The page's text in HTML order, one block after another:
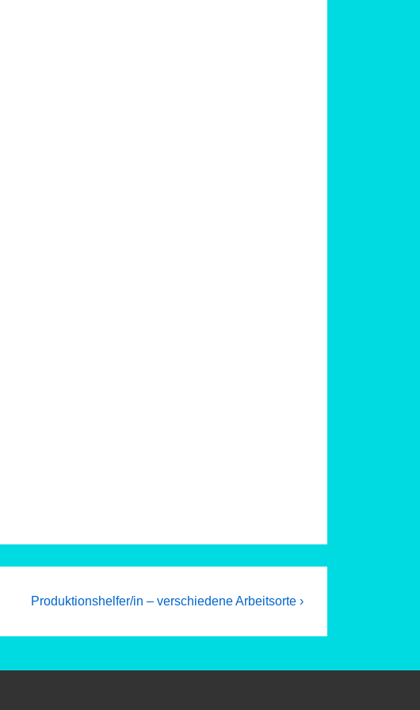
Next
Produktionshelfer/in – verschiedene Arbeitsorte ›